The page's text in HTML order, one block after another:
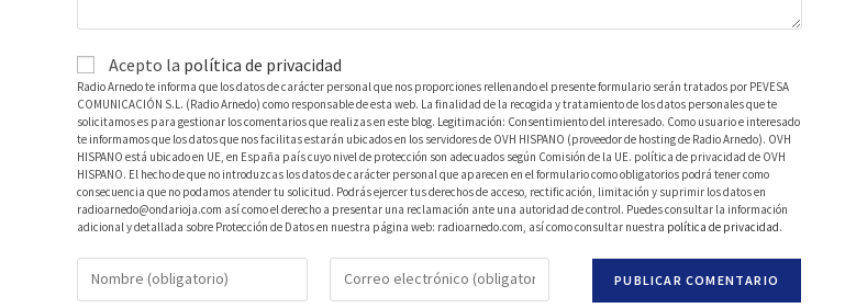
Acepto la política de privacidad
Radio Arnedo te informa que los datos de carácter personal que nos proporciones rellenando el presente formulario serán tratados por PEVESA
COMUNICACIÓN S.L. (Radio Arnedo) como responsable de esta web. La finalidad de la recogida y tratamiento de los datos personales que te
solicitamos es para gestionar los comentarios que realizas en este blog. Legitimación: Consentimiento del interesado. Como usuario e interesado
te informamos que los datos que nos facilitas estarán ubicados en los servidores de OVH HISPANO (proveedor de hosting de Radio Arnedo). OVH
HISPANO está ubicado en UE, en España país cuyo nivel de protección son adecuados según Comisión de la UE. política de privacidad de OVH
HISPANO. El hecho de que no introduzcas los datos de carácter personal que aparecen en el formulario como obligatorios podrá tener como
consecuencia que no podamos atender tu solicitud. Podrás ejercer tus derechos de acceso, rectificación, limitación y suprimir los datos en
radioarnedo@ondarioja.com así como el derecho a presentar una reclamación ante una autoridad de control. Puedes consultar la información
adicional y detallada sobre Protección de Datos en nuestra página web: radioarnedo.com, así como consultar nuestra política de privacidad.